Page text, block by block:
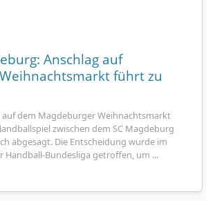
Anschlag auf
führt zu
auf dem Magdeburger Weihnachtsmarkt
zwischen dem SC Magdeburg
abgesagt. Die Entscheidung wurde im
Handball-Bundesliga getroffen, um ...